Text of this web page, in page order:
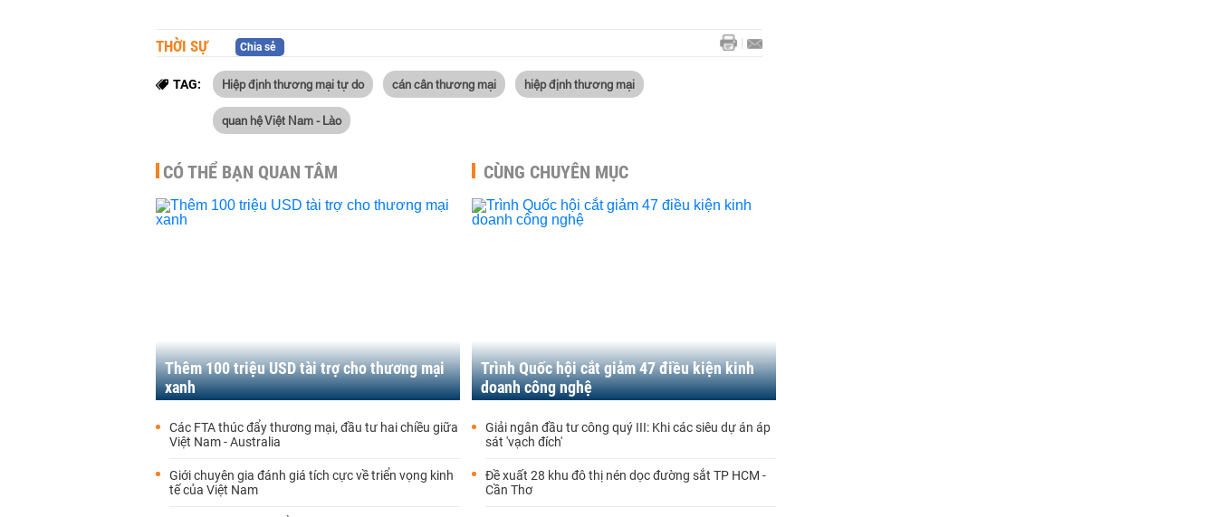
THỜI SỰ Chia sẻ
TAG: Hiệp định thương mại tự do cán cân thương mại hiệp định thương mại
quan hệ Việt Nam - Lào
CÓ THỂ BẠN QUAN TÂM
Thêm 100 triệu USD tài trợ cho thương mại
xanh
Các FTA thúc đẩy thương mại, đầu tư hai chiều giữa
Việt Nam - Australia
Giới chuyên gia đánh giá tích cực về triển vọng kinh
tế của Việt Nam
CÙNG CHUYÊN MỤC
Trình Quốc hội cắt giảm 47 điều kiện kinh
doanh công nghệ
Giải ngân đầu tư công quý III: Khi các siêu dự án áp
sát 'vạch đích'
Đề xuất 28 khu đô thị nén dọc đường sắt TP HCM -
Cần Thơ